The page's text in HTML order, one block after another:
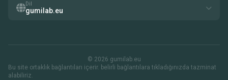
Dil
gumilab.eu
© 2026 gumilab.eu
Bu site ortaklık bağlantıları içerir. belirli bağlantılara tıkladığınızda tazminat
alabiliriz.